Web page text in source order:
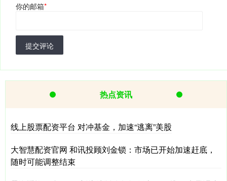
你的邮箱*
提交评论
热点资讯
线上股票配资平台 对冲基金，加速“逃离”美股
大智慧配资官网 和讯投顾刘金锁：市场已开始加速赶底，
随时可能调整结束